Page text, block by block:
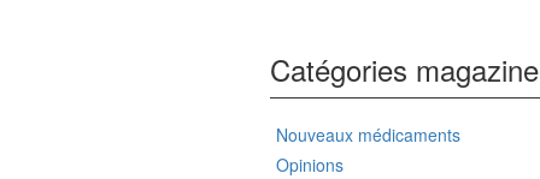
Catégories magazine
Nouveaux médicaments
Opinions